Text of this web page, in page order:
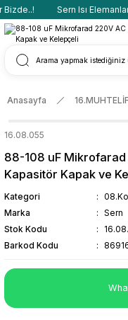
Sern Isı Elemanları
Anasayfa
16.08.055
88-108 uF
Kapasitör Kapak ve
Kategori
Marka
Sern
Stok Kodu
Barkod Kodu